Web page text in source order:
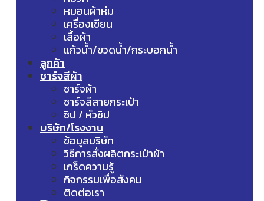
หมอนผ้าห่ม
เครื่องเขียน
เสื้อผ้า
แก้วน้ำ/ขวดน้ำ/กระบอกน้ำ
ลูกค้า
ชาร์จสีผ้า
ชาร์จผ้า
ชาร์จสีสายกระเป๋า
ซิป / หัวซิป
บริษัท/โรงงาน
ข้อมูลบริษัท
วิธีการสั่งผลิตกระเป๋าผ้า
เกร็ดความรู้
กิจกรรมเพื่อสังคม
ติดต่อเรา